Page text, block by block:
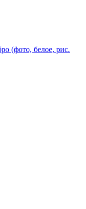
(фото, белое, рис.